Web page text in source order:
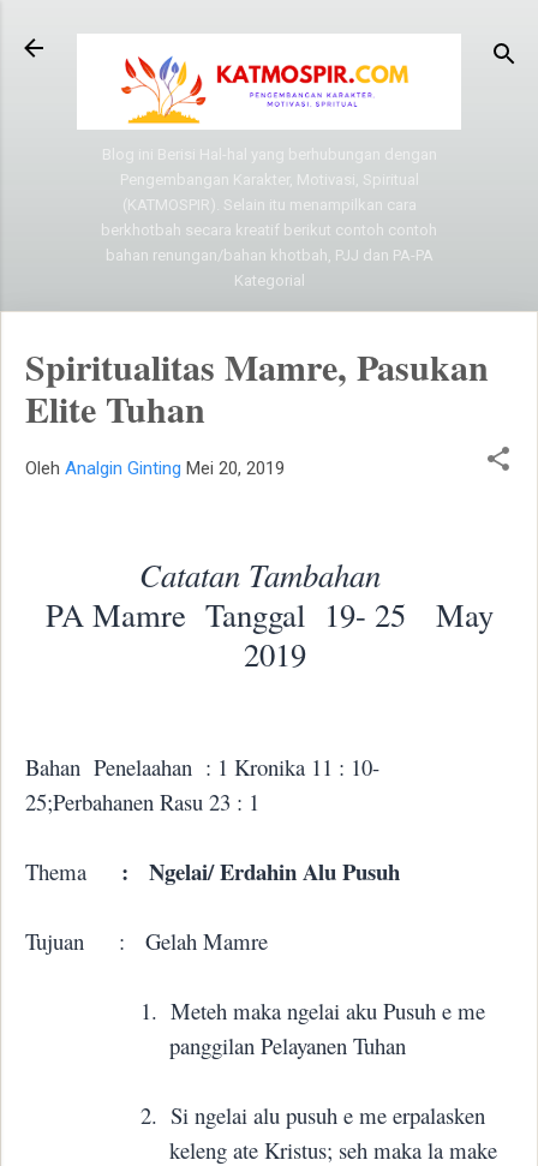
Langsung ke konten utama
Blog ini Berisi Hal-hal yang berhubungan dengan
Pengembangan Karakter, Motivasi, Spiritual
(KATMOSPIR). Selain itu menampilkan cara
berkhotbah secara kreatif berikut contoh contoh
bahan renungan/bahan khotbah, PJJ dan PA-PA
Kategorial
Spiritualitas Mamre, Pasukan
Elite Tuhan
Oleh Analgin Ginting Mei 20, 2019
Catatan Tambahan
PA Mamre Tanggal 19- 25
May
2019
Bahan Penelaahan : 1 Kronika 11 : 10-
25;Perbahanen Rasu 23 : 1
Thema : Ngelai/ Erdahin Alu Pusuh
Tujuan : Gelah Mamre
1. Meteh maka ngelai aku Pusuh e me
panggilan Pelayanen Tuhan
2. Si ngelai alu pusuh e me erpalasken
keleng ate Kristus; seh maka la make